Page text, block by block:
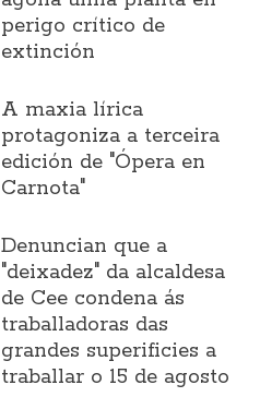
perigo crítico de
extinción
A maxia lírica
protagoniza a terceira
edición de "Ópera en
Carnota"
Denuncian que a
"deixadez" da alcaldesa
de Cee condena ás
traballadoras das
grandes superificies a
traballar o 15 de agosto